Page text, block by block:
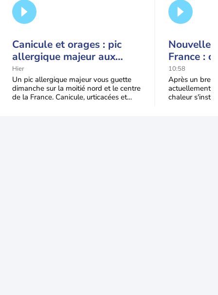
Canicule et orages : pic
allergique majeur aux
urticacées sur la moitié
nord
Hier
Un pic allergique majeur vous guette
dimanche sur la moitié nord et le centre
de la France. Canicule, urticacées et
Nouvelle
France :
10:58
Après un bref
actuellement,
chaleur